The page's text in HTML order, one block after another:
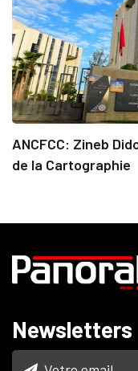
ANCFCC: Zineb
de la Cartographie
Newsletters